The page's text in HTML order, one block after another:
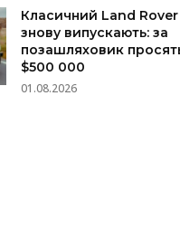
Класичний Land
знову випускають: за
позашляховик
$500 000
01.08.2026